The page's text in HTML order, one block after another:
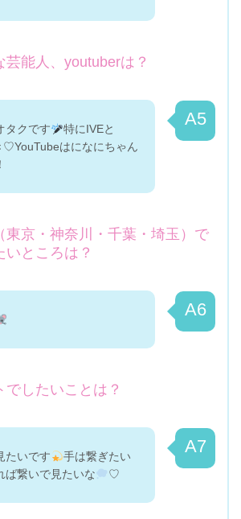
芸能人、youtuberは？
タクです
特にIVEと
♡YouTubeはになにちゃん
A5
東京・神奈川・千葉・埼玉）で
いところは？
A6
でしたいことは？
たいです
手は繋ぎたい
ば繋いで見たいな
♡
A7